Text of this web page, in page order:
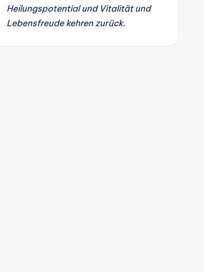
Heilungspotential und Vitalität und
Lebensfreude kehren zurück.